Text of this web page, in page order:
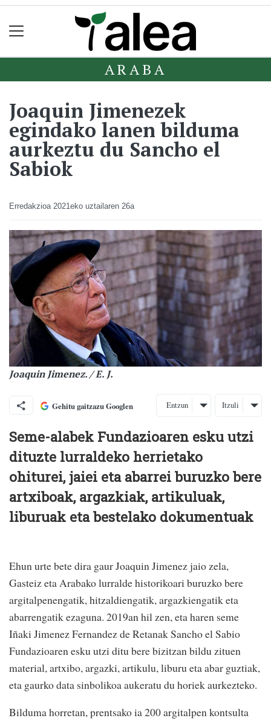
ARABA
Joaquin Jimenezek
egindako lanen bilduma
aurkeztu du Sancho el
Sabiok
Erredakzioa 2021eko uztailaren 26a
Joaquin Jimenez. / E. J.
Gehitu gaitzazu Googlen Entzun Itzuli
Seme-alabek Fundazioaren esku utzi
dituzte lurraldeko herrietako
ohiturei, jaiei eta abarrei buruzko bere
artxiboak, argazkiak, artikuluak,
liburuak eta bestelako dokumentuak
Ehun urte bete dira gaur Joaquin Jimenez jaio zela,
Gasteiz eta Arabako lurralde historikoari buruzko bere
argitalpenengatik, hitzaldiengatik, argazkiengatik eta
abarrengatik ezaguna. 2019an hil zen, eta haren seme
Iñaki Jimenez Fernandez de Retanak Sancho el Sabio
Fundazioaren esku utzi ditu bere bizitzan bildu zituen
material, artxibo, argazki, artikulu, liburu eta abar guztiak,
eta gaurko data sinbolikoa aukeratu du horiek aurkezteko.
Bilduma horretan, prentsako ia 200 argitalpen kontsulta